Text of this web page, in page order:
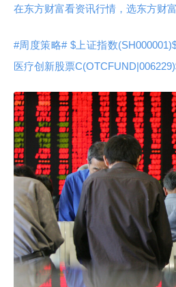
在东方财富看资讯行情，选东方财
#周度策略#$上证指数
医疗创新股票